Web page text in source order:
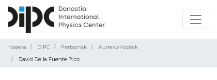
Hasiera DIPC Pertsonak
Aurreko Kideak
David De la Fuente Pico